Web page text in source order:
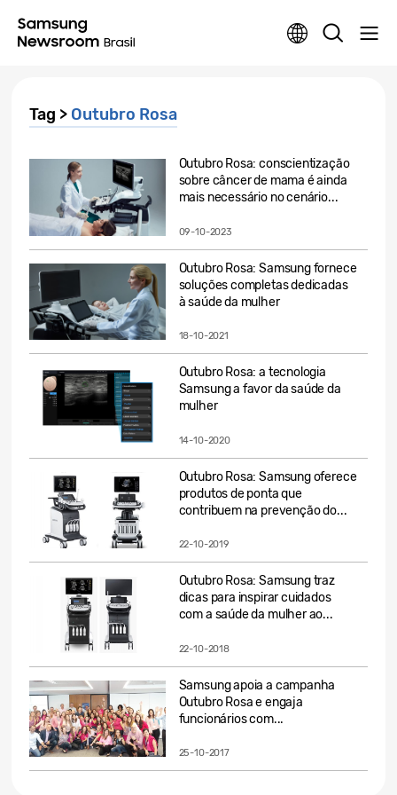
Tag > Outubro Rosa
Outubro Rosa: conscientização
sobre câncer de mama é ainda
mais necessário no cenário...
09-10-2023
Outubro Rosa: Samsung fornece
soluções completas dedicadas
à saúde da mulher
18-10-2021
Outubro Rosa: a tecnologia
Samsung a favor da saúde da
mulher
14-10-2020
Outubro Rosa: Samsung oferece
produtos de ponta que
contribuem na prevenção do...
22-10-2019
Outubro Rosa: Samsung traz
dicas para inspirar cuidados
com a saúde da mulher ao...
22-10-2018
Samsung apoia a campanha
Outubro Rosa e engaja
funcionários com...
25-10-2017